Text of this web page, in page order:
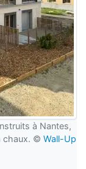
à Nantes,
chaux. © Wall-Up